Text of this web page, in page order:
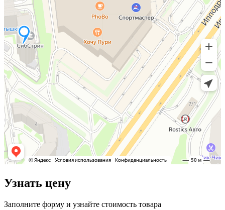
Узнать цену
Заполните форму и узнайте стоимость товара